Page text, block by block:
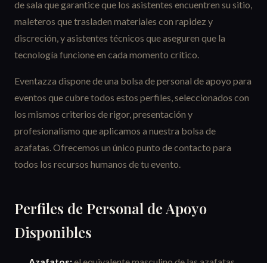
de sala que garantice que los asistentes encuentren su sitio,
maleteros que trasladen materiales con rapidez y
discreción, y asistentes técnicos que aseguren que la
tecnología funcione en cada momento crítico.
Eventazza dispone de una bolsa de personal de apoyo para
eventos que cubre todos estos perfiles, seleccionados con
los mismos criterios de rigor, presentación y
profesionalismo que aplicamos a nuestra bolsa de
azafatas. Ofrecemos un único punto de contacto para
todos los recursos humanos de tu evento.
Perfiles de Personal de Apoyo
Disponibles